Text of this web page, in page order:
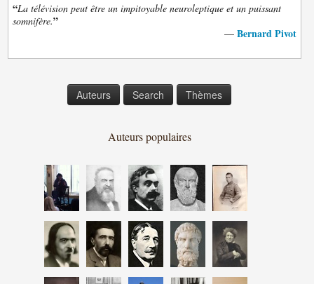
“La télévision peut être un impitoyable neuroleptique et un puissant
somnifère.”
— Bernard Pivot
Auteurs Search Thèmes
Auteurs populaires